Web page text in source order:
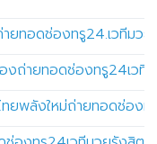
ยทอดช่องทรู24.เวทีมว
งถ่ายทอดช่องทรู24เว
ยพลังใหม่ถ่ายทอดช่อง